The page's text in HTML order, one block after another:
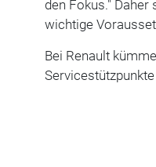
den Fokus."
wichtige
Bei Renault